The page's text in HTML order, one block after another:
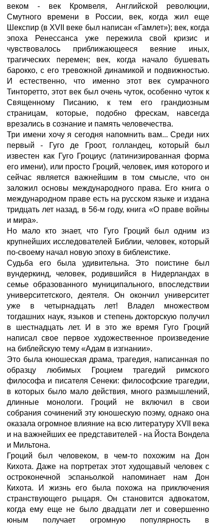
веком - век Кромвеля, Английской революции,
Смутного времени в России, век, когда жил еще
Шекспир (в XVII веке был написан «Гамлет»); век, когда
эпоха Ренессанса уже пережила свой кризис и
чувствовалось приближающееся веяние иных,
трагических перемен; век, когда начало бушевать
барокко, с его тревожной динамикой и подвижностью.
И естественно, что именно этот век сумрачного
Тинторетто, этот век был очень чуток, особенно чуток к
Священному Писанию, к тем его грандиозным
страницам, которые, подобно фрескам, навсегда
врезались в сознание и память человечества.
Три имени хочу я сегодня напомнить вам... Среди них
первый - Гуго де Гроот, голландец, который был
известен как Гуго Гроциус (латинизированная форма
его имени), или просто Гроций, человек, имя которого и
сейчас является важнейшим в том смысле, что он
заложил основы международного права. Его книга о
международном праве есть на русском языке и издана
тридцать лет назад, в 56-м году, книга «О праве войны
и мира».
Но мало кто знает, что Гуго Гроций был одним из
крупнейших исследователей Библии, человек, который
по-своему начал новую эпоху в библеистике.
Судьба его была удивительна. Это поистине был
вундеркинд, человек, родившийся в Нидерландах в
семье образованного муниципального, впоследствии
университетского, деятеля. Он окончил университет
уже в четырнадцать лет! Владел множеством
тогдашних наук, языков и степень докторскую получил
в шестнадцать лет. И в это же время Гуго Гроций
написал свое первое художественное произведение
на библейскую тему «Адам в изгнании».
Это была юношеская драма, трагедия, написанная по
образцу любимых Гроцием трагедий римского
философа и писателя Сенеки: философские трагедии,
в которых было мало действия, много размышлений,
длинные монологи. Гроций не включил в свои
собрания сочинений эту юношескую поэму, однако она
оказала огромное влияние на всю литературу XVII века
и на важнейших ее представителей - на Йоста Вондела
и Мильтона.
Гроций был человеком, в чем-то похожим на Дон
Кихота. Даже на портретах этот худощавый человек с
остроконечной эспаньолкой напоминает нам Дон
Кихота. И жизнь его была похожа на приключения
странствующего рыцаря. Он становится адвокатом,
когда ему еще не было двадцати лет и совершенно
юным получает огромную популярность в